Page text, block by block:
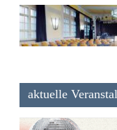
aktuelle